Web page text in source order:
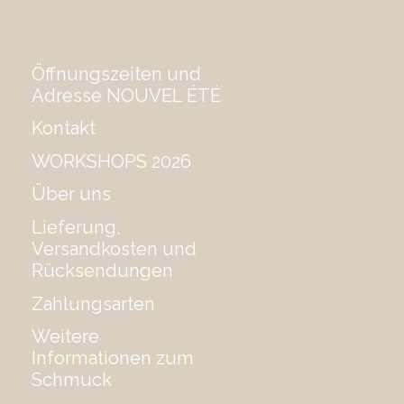
Öffnungszeiten und
Adresse NOUVEL ÉTÉ
Kontakt
WORKSHOPS 2026
Über uns
Lieferung,
Versandkosten und
Rücksendungen
Zahlungsarten
Weitere
Informationen zum
Schmuck